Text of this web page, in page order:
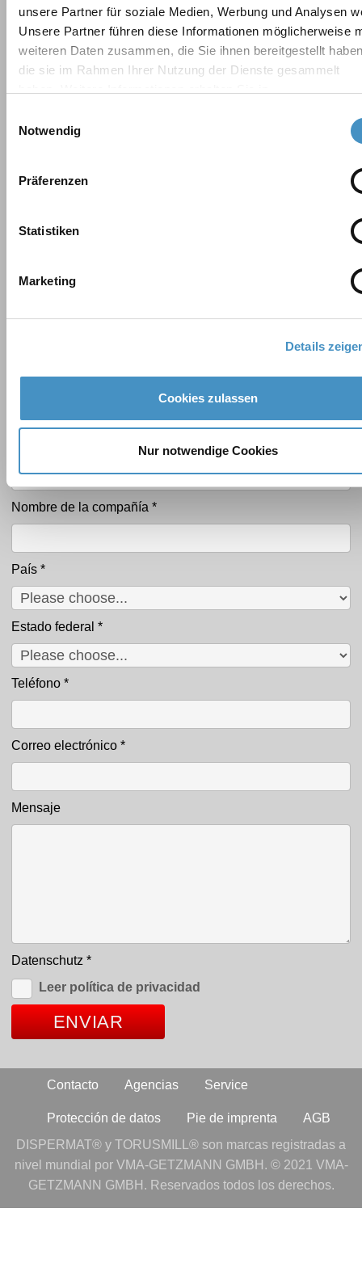
unsere Partner für soziale Medien, Werbung und Analysen
Unsere Partner führen diese Informationen möglicherweise
weiteren Daten zusammen, die Sie ihnen bereitgestellt
die sie im Rahmen Ihrer Nutzung der Dienste gesammelt
Notwendig
Präferenzen
Statistiken
Marketing
Details
Cookies zulassen
Nur notwendige Cookies
DISPERMAT® Homogeneizadores rotor-estator
DISPERMAT® Molinos de bolas
TORUSMILL® Molinos de cesta
Flexible. Innovador. Potente.
Accesorios
Recipiente de dispersión
Nombre de la compañía *
País *
Estado federal *
Teléfono *
Correo electrónico *
Mensaje
Datenschutz *
Leer política de privacidad
Contacto Agencias Service
Protección de datos Pie de imprenta
AGB
DISPERMAT® y TORUSMILL® son marcas registradas a
nivel mundial por VMA-GETZMANN GMBH. © 2021 VMA-
GETZMANN GMBH. Reservados todos los derechos.